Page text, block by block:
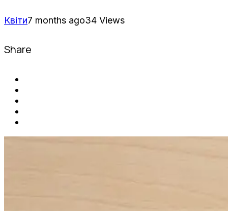
Квіти7 months ago34 Views
Share